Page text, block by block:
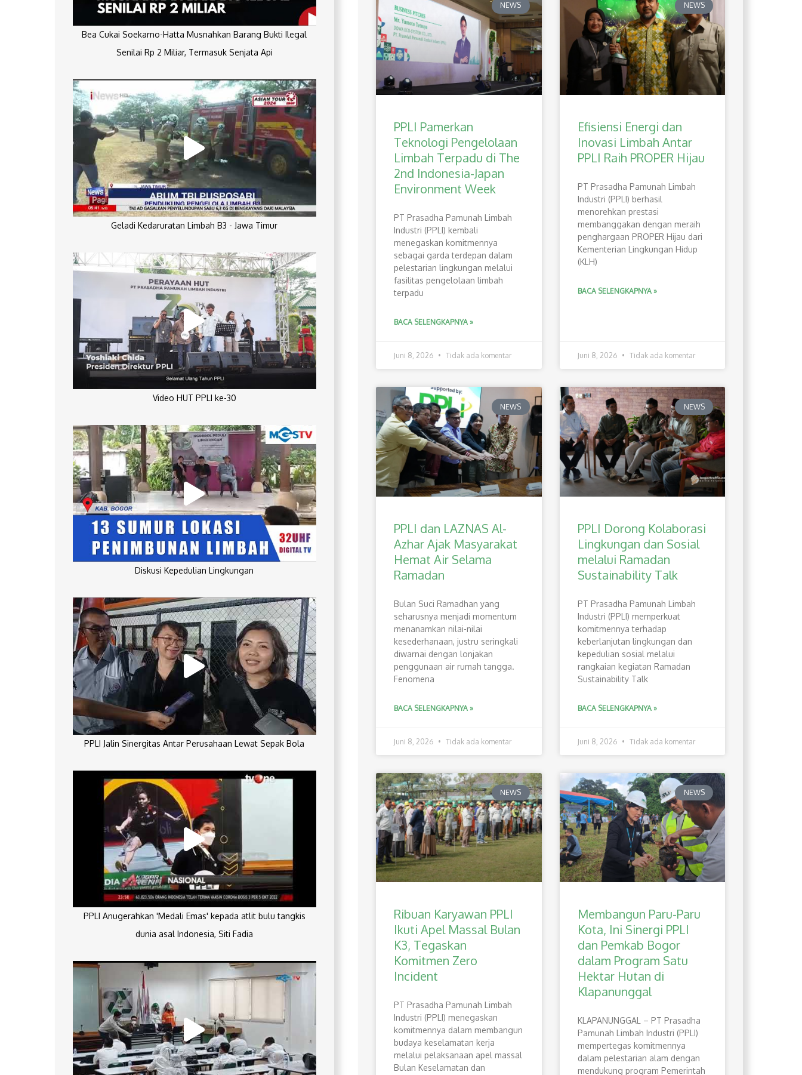
Bea Cukai Soekarno-Hatta Musnahkan Barang Bukti Ilegal
Senilai Rp 2 Miliar, Termasuk Senjata Api
Geladi Kedaruratan Limbah B3 - Jawa Timur
Video HUT PPLI ke-30
Diskusi Kepedulian Lingkungan
PPLI Jalin Sinergitas Antar Perusahaan Lewat Sepak Bola
PPLI Anugerahkan 'Medali Emas' kepada atlit bulu tangkis
dunia asal Indonesia, Siti Fadia
NEWS
PPLI Pamerkan
Teknologi Pengelolaan
Limbah Terpadu di The
2nd Indonesia-Japan
Environment Week
PT Prasadha Pamunah Limbah
Industri (PPLI) kembali
menegaskan komitmennya
sebagai garda terdepan dalam
pelestarian lingkungan melalui
fasilitas pengelolaan limbah
terpadu
BACA SELENGKAPNYA »
Juni 8, 2026 Tidak ada komentar
NEWS
Efisiensi Energi dan
Inovasi Limbah Antar
PPLI Raih PROPER Hijau
PT Prasadha Pamunah Limbah
Industri (PPLI) berhasil
menorehkan prestasi
membanggakan dengan meraih
penghargaan PROPER Hijau dari
Kementerian Lingkungan Hidup
(KLH)
BACA SELENGKAPNYA »
Juni 8, 2026 Tidak ada komentar
NEWS
PPLI dan LAZNAS Al-
Azhar Ajak Masyarakat
Hemat Air Selama
Ramadan
Bulan Suci Ramadhan yang
seharusnya menjadi momentum
menanamkan nilai-nilai
kesederhanaan, justru seringkali
diwarnai dengan lonjakan
penggunaan air rumah tangga.
Fenomena
BACA SELENGKAPNYA »
Juni 8, 2026 Tidak ada komentar
NEWS
PPLI Dorong Kolaborasi
Lingkungan dan Sosial
melalui Ramadan
Sustainability Talk
PT Prasadha Pamunah Limbah
Industri (PPLI) memperkuat
komitmennya terhadap
keberlanjutan lingkungan dan
kepedulian sosial melalui
rangkaian kegiatan Ramadan
Sustainability Talk
BACA SELENGKAPNYA »
Juni 8, 2026 Tidak ada komentar
NEWS
Ribuan Karyawan PPLI
Ikuti Apel Massal Bulan
K3, Tegaskan
Komitmen Zero
Incident
PT Prasadha Pamunah Limbah
Industri (PPLI) menegaskan
komitmennya dalam membangun
budaya keselamatan kerja
melalui pelaksanaan apel massal
Bulan Keselamatan dan
NEWS
Membangun Paru-Paru
Kota, Ini Sinergi PPLI
dan Pemkab Bogor
dalam Program Satu
Hektar Hutan di
Klapanunggal
​KLAPANUNGGAL – PT Prasadha
Pamunah Limbah Industri (PPLI)
mempertegas komitmennya
dalam pelestarian alam dengan
mendukung program Pemerintah